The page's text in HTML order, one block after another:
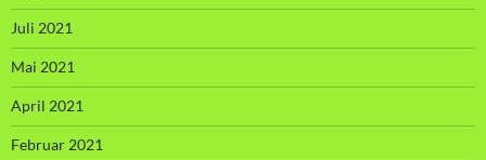
Juli 2021
Mai 2021
April 2021
Februar 2021